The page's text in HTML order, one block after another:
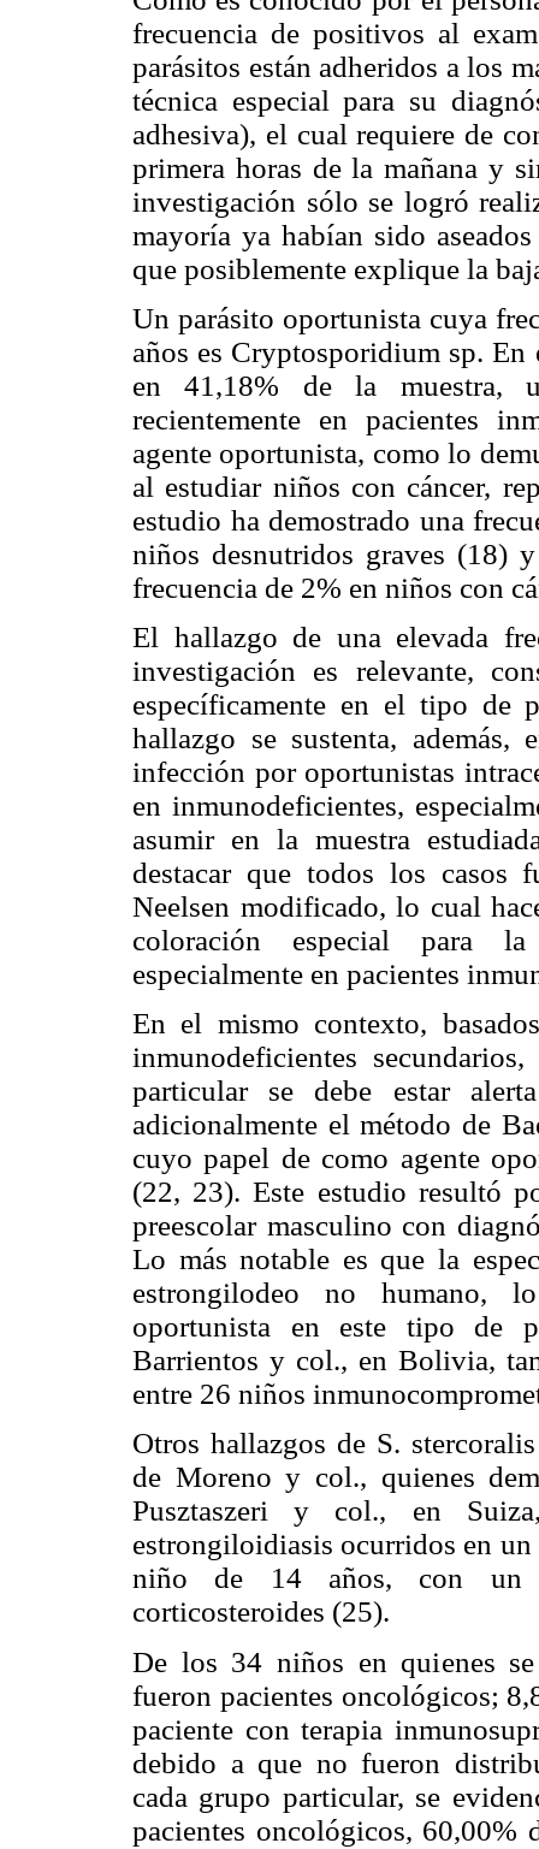
frecuencia de positivos al
parásitos están adheridos a los
técnica especial para su
adhesiva), el cual requiere de
primera horas de la mañana y
investigación sólo se logró
mayoría ya habían sido
que posiblemente explique la
Un parásito oportunista cuya
años es Cryptosporidium sp. En
en 41,18% de la muestra,
recientemente en pacientes
agente oportunista, como lo
al estudiar niños con cáncer,
estudio ha demostrado una
niños desnutridos graves (18)
frecuencia de 2% en niños con
El hallazgo de una elevada
investigación es relevante,
específicamente en el tipo de
hallazgo se sustenta,
infección por oportunistas
en inmunodeficientes,
asumir en la muestra
destacar que todos los casos
Neelsen modificado, lo cual
coloración especial para
especialmente en pacientes
En el mismo contexto,
inmunodeficientes
particular se debe estar
adicionalmente el método de
cuyo papel de como agente
(22, 23). Este estudio resultó
preescolar masculino con
Lo más notable es que la
estrongilodeo no humano,
oportunista en este tipo de
Barrientos y col., en Bolivia,
entre 26 niños
Otros hallazgos de S.
de Moreno y col., quienes
Pusztaszeri y col., en
estrongiloidiasis ocurridos en
niño de 14 años, con un
corticosteroides (25).
De los 34 niños en quienes
fueron pacientes oncológicos;
paciente con terapia
debido a que no fueron
cada grupo particular, se
pacientes oncológicos,